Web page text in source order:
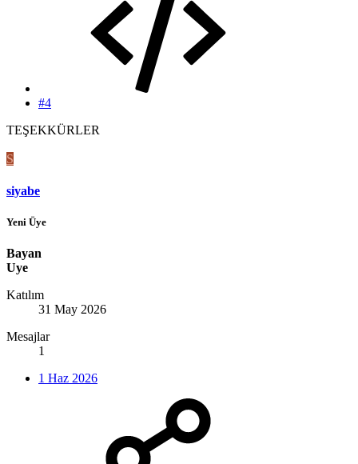
#4
TEŞEKKÜRLER
S
siyabe
Yeni Üye
Bayan
Uye
Katılım
31 May 2026
Mesajlar
1
1 Haz 2026